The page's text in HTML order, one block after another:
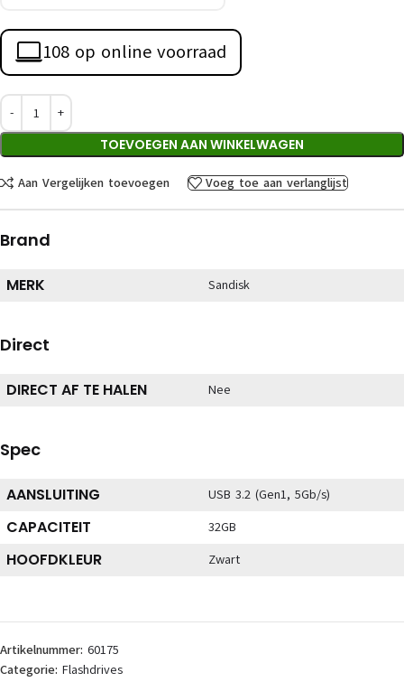
108 op online voorraad
TOEVOEGEN AAN WINKELWAGEN
Aan Vergelijken toevoegen Voeg toe aan verlanglijst
Brand
MERK Sandisk
Direct
DIRECT AF TE HALEN Nee
Spec
AANSLUITING USB 3.2 (Gen1, 5Gb/s)
CAPACITEIT 32GB
HOOFDKLEUR Zwart
Artikelnummer: 60175
Categorie: Flashdrives